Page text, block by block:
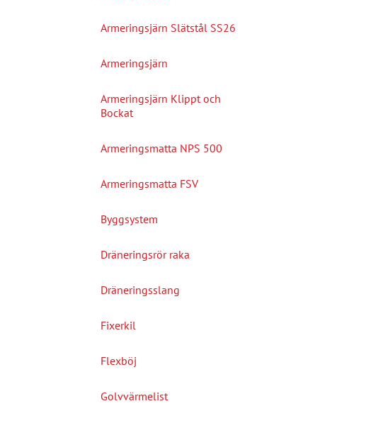
Armeringsjärn Slätstål SS26
Armeringsjärn
Armeringsjärn Klippt och
Bockat
Armeringsmatta NPS 500
Armeringsmatta FSV
Byggsystem
Dräneringsrör raka
Dräneringsslang
Fixerkil
Flexböj
Golvvärmelist